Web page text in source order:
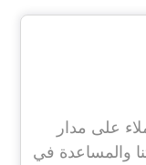
على مدار
والمساعدة في